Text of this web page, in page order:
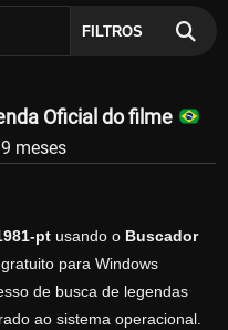
FILTROS
Oficial do filme
meses
ptusando o Buscador
para Windows
de busca de legendas
ao sistema operacional.